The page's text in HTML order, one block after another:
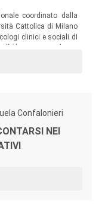
coordinato dalla
Cattolica di Milano
clinici e sociali di
Confalonieri
NEI